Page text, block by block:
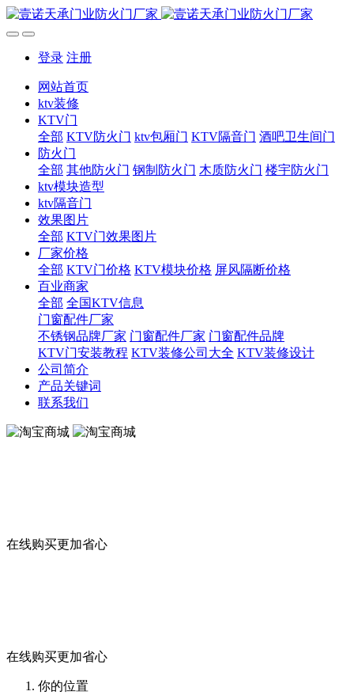
登录 注册
网站首页
ktv装修
KTV门
全部 KTV防火门 ktv包厢门 KTV隔音门 酒吧卫生间门
防火门
全部 其他防火门 钢制防火门 木质防火门 楼宇防火门
ktv模块造型
ktv隔音门
效果图片
全部 KTV门效果图片
厂家价格
全部 KTV门价格 KTV模块价格 屏风隔断价格
百业商家
全部 全国KTV信息
门窗配件厂家
不锈钢品牌厂家 门窗配件厂家 门窗配件品牌
KTV门安装教程 KTV装修公司大全 KTV装修设计
公司简介
产品关键词
联系我们
在线购买更加省心
在线购买更加省心
你的位置